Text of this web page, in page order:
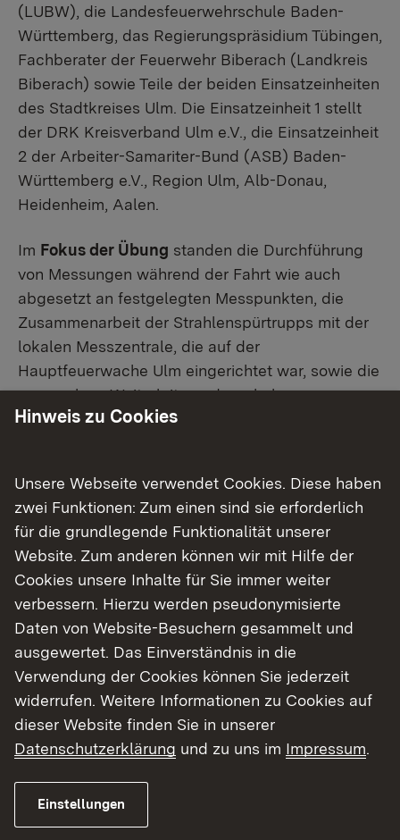
(LUBW), die Landesfeuerwehrschule Baden-
Württemberg, das Regierungspräsidium Tübingen,
Fachberater der Feuerwehr Biberach (Landkreis
Biberach) sowie Teile der beiden Einsatzeinheiten
des Stadtkreises Ulm. Die Einsatzeinheit 1 stellt
der DRK Kreisverband Ulm e.V., die Einsatzeinheit
2 der Arbeiter-Samariter-Bund (ASB) Baden-
Württemberg e.V., Region Ulm, Alb-Donau,
Heidenheim, Aalen.
Im Fokus der Übung standen die Durchführung
von Messungen während der Fahrt wie auch
abgesetzt an festgelegten Messpunkten, die
Zusammenarbeit der Strahlenspürtrupps mit der
lokalen Messzentrale, die auf der
Hauptfeuerwache Ulm eingerichtet war, sowie die
verzugslose Weiterleitung der erhobenen
Messdaten zur Auswertung an das Ministerium
Fall der Fälle Maßnahmen zum Schutz der
Bevölkerung wie die Einnahme von Jodtabletten,
Evakuierungen oder der Aufbau und Betrieb von
sog. Notfallstationen getroffen werden.
Das Regierungspräsidium Tübingen bedankt sich
bei allen Übungsbeteiligten für das beispielhafte
Engagement, im Besonderen bei der Feuerwehr
Ulm für die tatkräftige Unterstützung und die
Bereitstellung der Räumlichkeiten für die lokale
Messzentrale sowie bei den beiden
Einsatzeinheiten des Stadtkreises Ulm für die
Verpflegung während der Übung.
Hintergrundinformationen
Hinweis zu Cookies
Unsere Webseite verwendet Cookies. Diese haben
zwei Funktionen: Zum einen sind sie erforderlich
für die grundlegende Funktionalität unserer
Website. Zum anderen können wir mit Hilfe der
Cookies unsere Inhalte für Sie immer weiter
verbessern. Hierzu werden pseudonymisierte
Daten von Website-Besuchern gesammelt und
ausgewertet. Das Einverständnis in die
Verwendung der Cookies können Sie jederzeit
widerrufen. Weitere Informationen zu Cookies auf
dieser Website finden Sie in unserer
Datenschutzerklärung und zu uns im Impressum.
Einstellungen